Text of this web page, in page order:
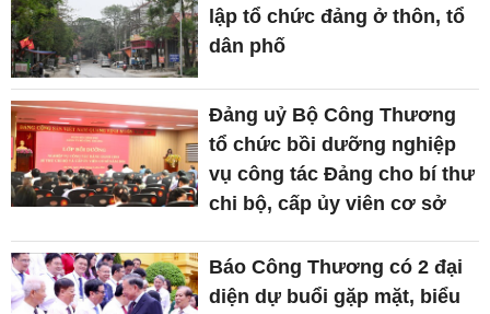
lập tổ chức đảng ở thôn, tổ
dân phố
Đảng uỷ Bộ Công Thương
tổ chức bồi dưỡng nghiệp
vụ công tác Đảng cho bí thư
chi bộ, cấp ủy viên cơ sở
Báo Công Thương có 2 đại
diện dự buổi gặp mặt, biểu